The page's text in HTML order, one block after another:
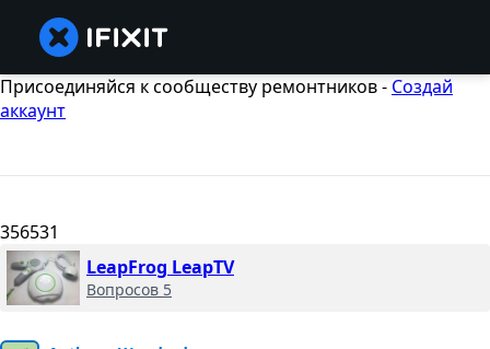
Присоединяйся к сообществу ремонтников - Создай
аккаунт
356531
LeapFrog LeapTV
Вопросов 5